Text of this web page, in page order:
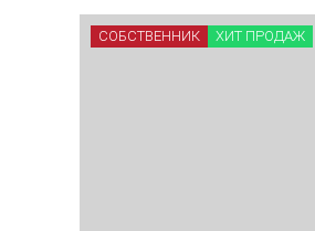
СОБСТВЕННИК ХИТ ПРОДАЖ